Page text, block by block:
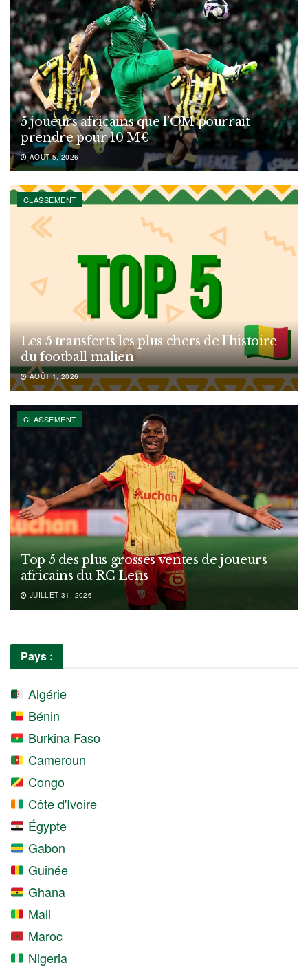
5 joueurs africains que l’OM pourrait
prendre pour 10 M€
AOÛT 5, 2026
CLASSEMENT
Les 5 transferts les plus chers de l’histoire
du football malien
AOÛT 1, 2026
CLASSEMENT
Top 5 des plus grosses ventes de joueurs
africains du RC Lens
JUILLET 31, 2026
Pays :
Algérie
Bénin
Burkina Faso
Cameroun
Congo
Côte d'Ivoire
Égypte
Gabon
Guinée
Ghana
Mali
Maroc
Nigeria